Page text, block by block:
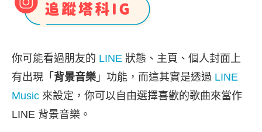
你可能看過朋友的 LINE 狀態、主頁、個人封面上
有出現「 背景音樂 」功能，而這其實是透過 LINE
Music 來設定，你可以自由選擇喜歡的歌曲來當作
LINE 背景音樂。